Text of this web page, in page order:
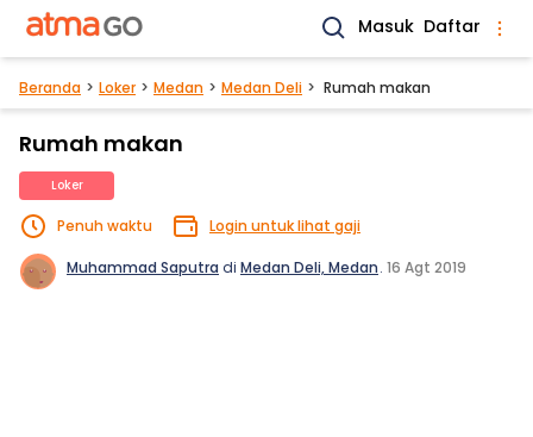
Masuk Daftar
Beranda Loker Medan Medan Deli Rumah makan
Rumah makan
Loker
Penuh waktu Login untuk lihat gaji
Muhammad Saputra di Medan Deli, Medan. 16 Agt 2019